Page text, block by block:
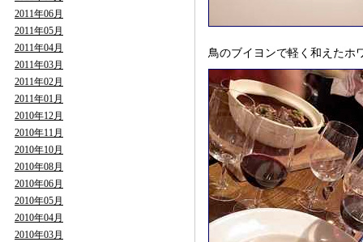
2011年06月
2011年05月
2011年04月
2011年03月
2011年02月
2011年01月
2010年12月
2010年11月
2010年10月
2010年08月
2010年06月
2010年05月
2010年04月
2010年03月
鳥のブイヨンで軽く和えたホ